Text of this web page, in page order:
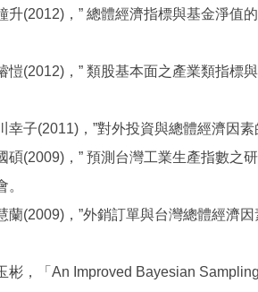
升(2012)，” 總體經濟指標與基金淨值
愷(2012)，” 類股基本面之產業類指標
幸子(2011)，”對外投資與總體經濟因素
碩(2009)，” 預測台灣工業生產指數之
蘭(2009)，”外銷訂單與台灣總體經濟
彬，「An Improved Bayesian